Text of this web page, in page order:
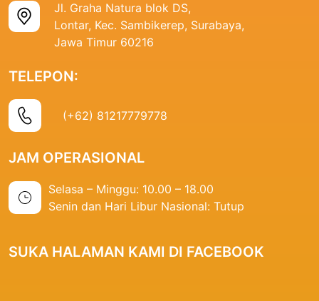
Jl. Graha Natura blok DS,
Lontar, Kec. Sambikerep, Surabaya,
Jawa Timur 60216
TELEPON:
(+62) 81217779778
JAM OPERASIONAL
Selasa – Minggu: 10.00 – 18.00
Senin dan Hari Libur Nasional: Tutup
SUKA HALAMAN KAMI DI FACEBOOK